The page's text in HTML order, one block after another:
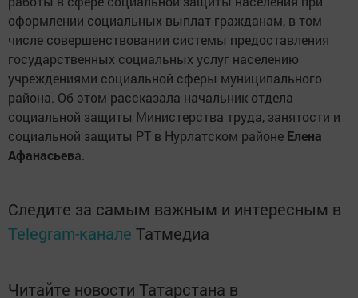
оформлении социальных выплат гражданам, в том
числе совершенствовании системы предоставления
государственных социальных услуг населению
учреждениями социальной сферы муниципального
района. Об этом рассказала начальник отдела
социальной защиты Министерства труда, занятости и
социальной защиты РТ в Нурлатском районе Елена
Афанасьева.
Следите за самым важным и интересным в
Telegram-канале Татмедиа
Читайте новости Татарстана в